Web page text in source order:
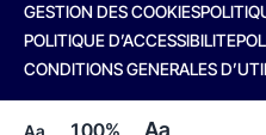
Aa 100% Aa
GESTION DES COOKIES
POLITIQUE D’ACCESSIBILITE
CONDITIONS GENERALES